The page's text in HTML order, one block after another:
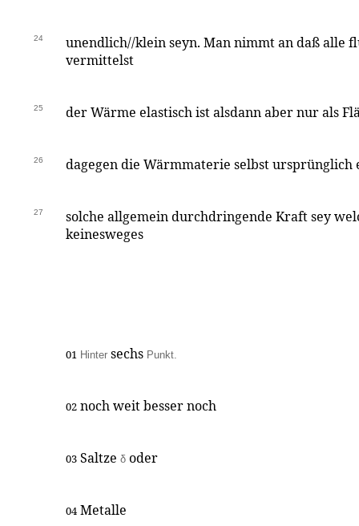
24
unendlich//klein seyn. Man nimmt an daß alle
vermittelst
25 der Wärme elastisch ist alsdann aber nur als
26 dagegen die Wärmmaterie selbst ursprünglich
27
solche allgemein durchdringende Kraft sey
keinesweges
01 Hinter sechs Punkt.
02 noch weit besser noch
03 Saltze δ oder
04 Metalle